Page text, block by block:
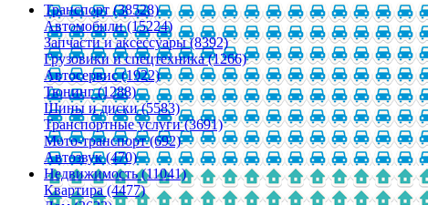
Транспорт (38528)
Автомобили (15224)
Запчасти и аксессуары (8392)
Грузовики и спецтехника (1266)
Автосервис (1922)
Тюнинг (1288)
Шины и диски (5583)
Транспортные услуги (3691)
Мото-транспорт (692)
Автозвук (470)
Недвижимость (11041)
Квартира (4477)